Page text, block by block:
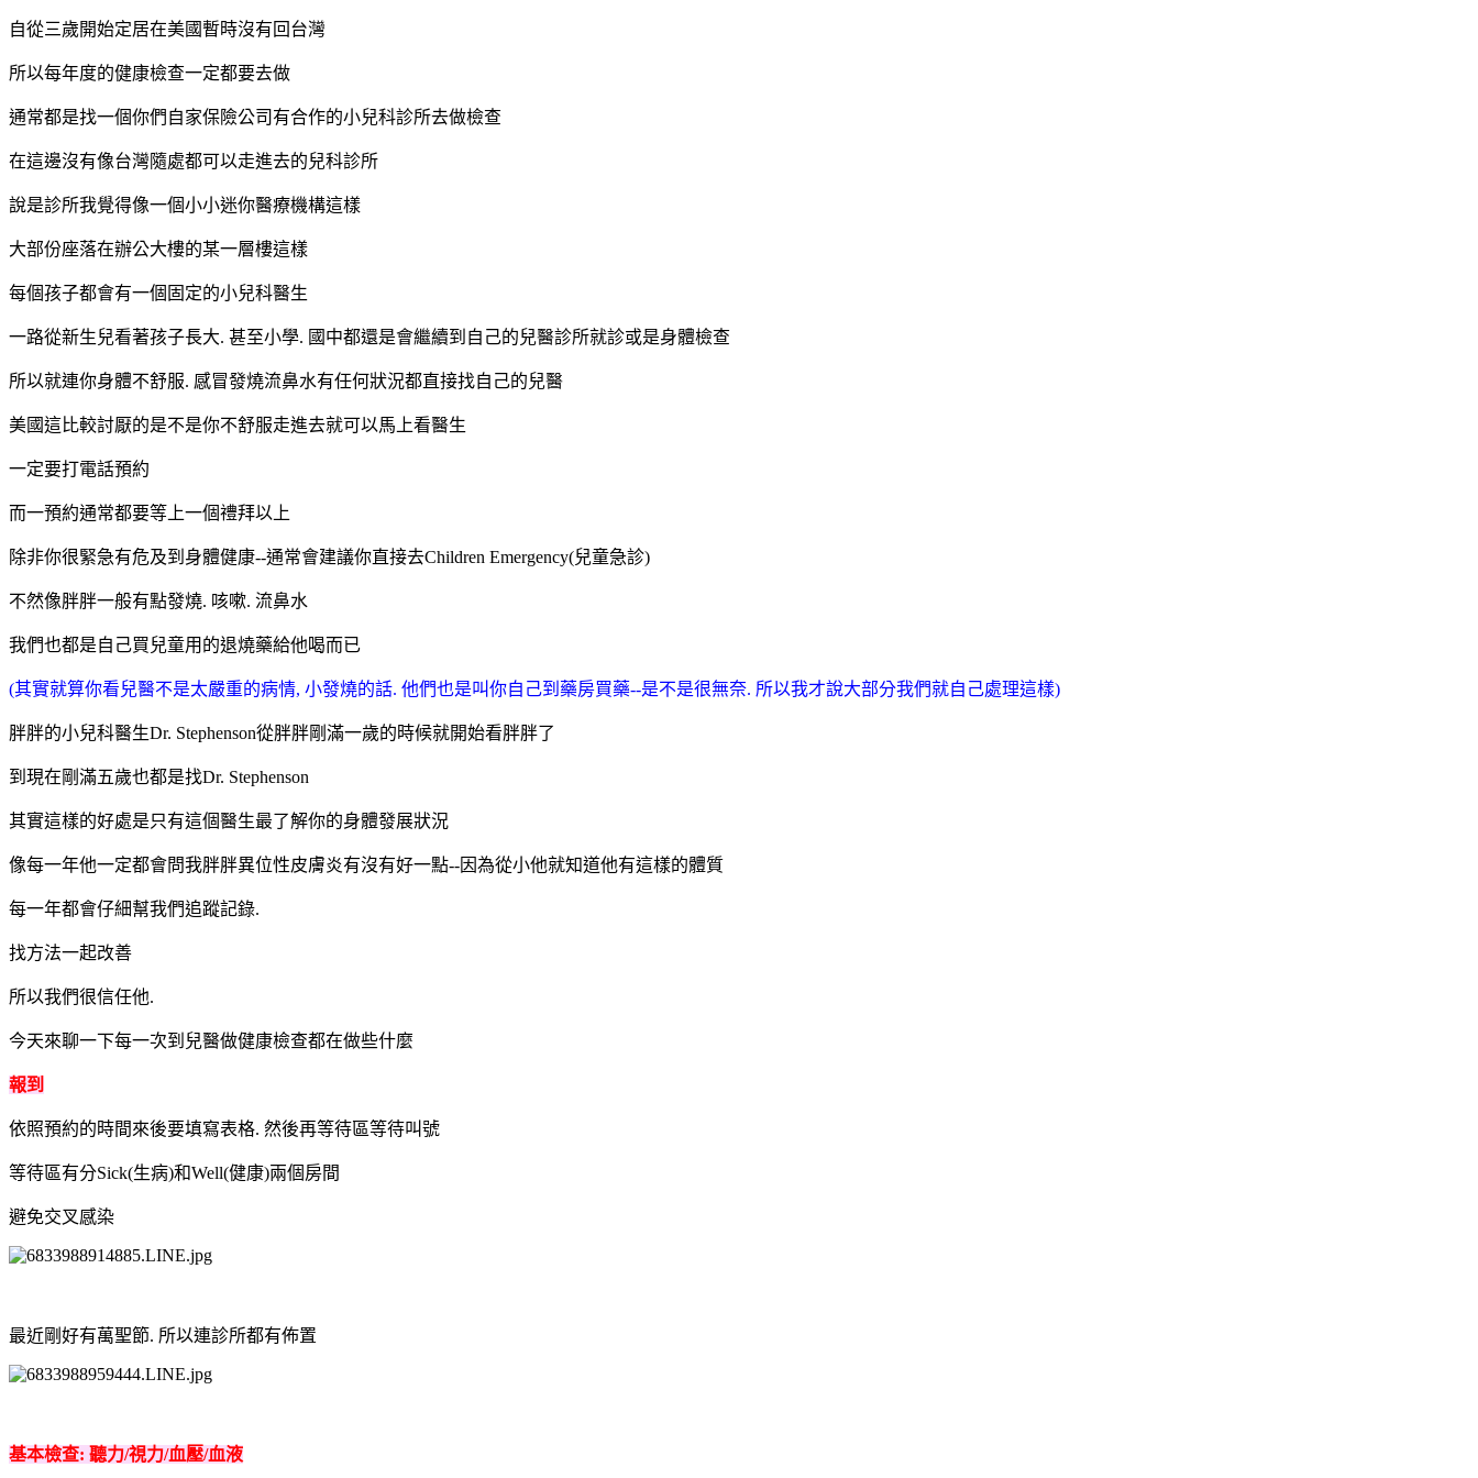
自從三歲開始定居在美國暫時沒有回台灣
所以每年度的健康檢查一定都要去做
通常都是找一個你們自家保險公司有合作的小兒科診所去做檢查
在這邊沒有像台灣隨處都可以走進去的兒科診所
說是診所我覺得像一個小小迷你醫療機構這樣
大部份座落在辦公大樓的某一層樓這樣
每個孩子都會有一個固定的小兒科醫生
一路從新生兒看著孩子長大. 甚至小學. 國中都還是會繼續到自己的兒醫診所就診或是身體檢查
所以就連你身體不舒服. 感冒發燒流鼻水有任何狀況都直接找自己的兒醫
美國這比較討厭的是不是你不舒服走進去就可以馬上看醫生
一定要打電話預約
而一預約通常都要等上一個禮拜以上
除非你很緊急有危及到身體健康--通常會建議你直接去Children Emergency(兒童急診)
不然像胖胖一般有點發燒. 咳嗽. 流鼻水
我們也都是自己買兒童用的退燒藥給他喝而已
(其實就算你看兒醫不是太嚴重的病情, 小發燒的話. 他們也是叫你自己到藥房買藥--是不是很無奈. 所以我才說大部分我們就自己處理這樣)
胖胖的小兒科醫生Dr. Stephenson從胖胖剛滿一歲的時候就開始看胖胖了
到現在剛滿五歲也都是找Dr. Stephenson
其實這樣的好處是只有這個醫生最了解你的身體發展狀況
像每一年他一定都會問我胖胖異位性皮膚炎有沒有好一點--因為從小他就知道他有這樣的體質
每一年都會仔細幫我們追蹤記錄.
找方法一起改善
所以我們很信任他.
今天來聊一下每一次到兒醫做健康檢查都在做些什麼
報到
依照預約的時間來後要填寫表格. 然後再等待區等待叫號
等待區有分Sick(生病)和Well(健康)兩個房間
避免交叉感染
最近剛好有萬聖節. 所以連診所都有佈置
基本檢查: 聽力/視力/血壓/血液